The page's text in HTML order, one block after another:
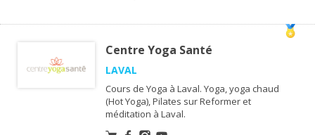
Centre Yoga Santé
LAVAL
Cours de Yoga à Laval. Yoga, yoga chaud
(Hot Yoga), Pilates sur Reformer et
méditation à Laval.